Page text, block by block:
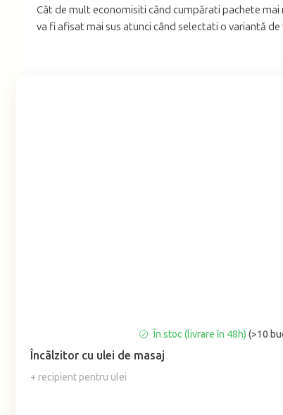
Încãlzitor cu ulei de masaj
+ recipient pentru ulei
medie
a
produsului
În stoc (livrare în 48h)(>10
Cât de mult economisiti când cumpărati pachete
va fi afisat mai sus atunci când selectati o variantă de